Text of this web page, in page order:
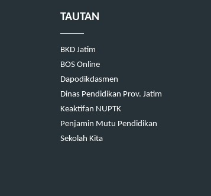
TAUTAN
BKD Jatim
BOS Online
Dapodikdasmen
Dinas Pendidikan Prov. Jatim
Keaktifan NUPTK
Penjamin Mutu Pendidikan
Sekolah Kita